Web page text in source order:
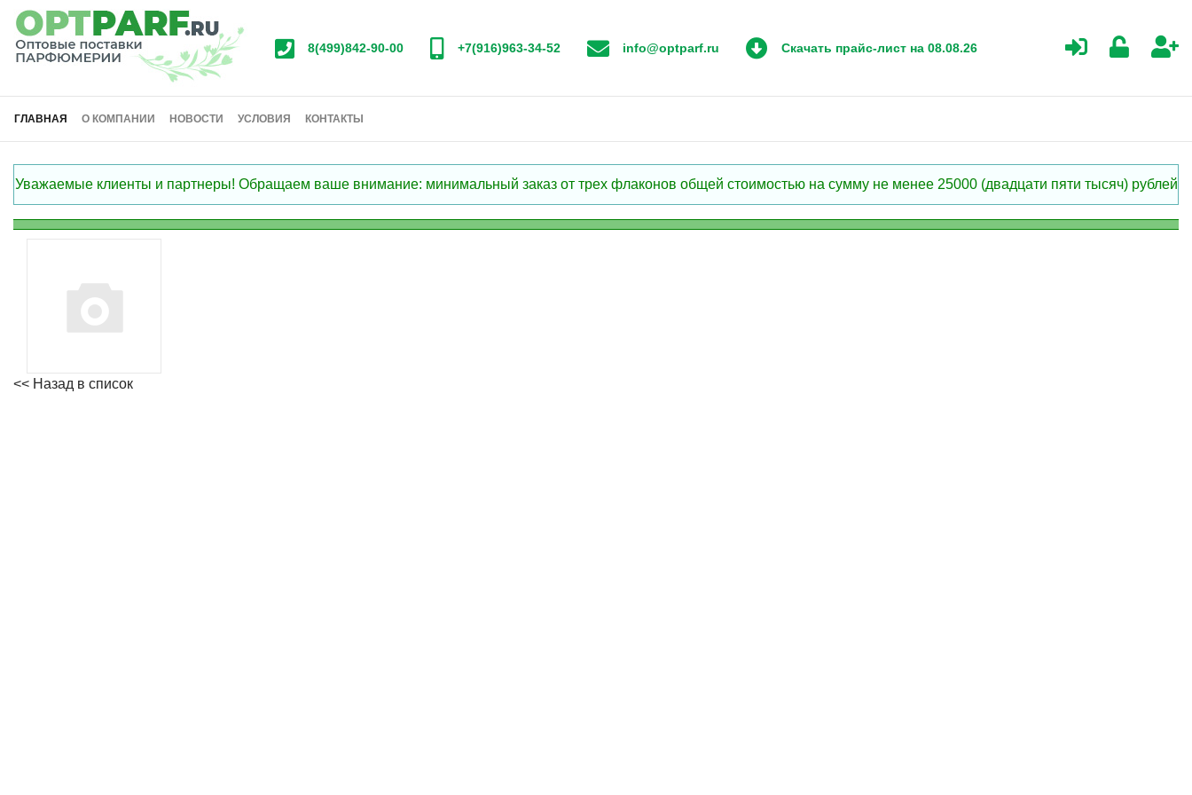
8(499)842-90-00 +7(916)963-34-52 info@optparf.ru Скачать прайс-лист на 08.08.26
ГЛАВНАЯ О КОМПАНИИ НОВОСТИ УСЛОВИЯ КОНТАКТЫ
Уважаемые клиенты и партнеры! Обращаем ваше внимание: минимальный заказ от трех флаконов общей стоимостью на сумму не менее 25000 (двадцати пяти тысяч) рублей
<< Назад в список